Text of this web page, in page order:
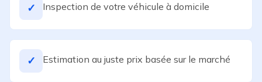
✓ Inspection de votre véhicule à domicile
✓ Estimation au juste prix basée sur le marché